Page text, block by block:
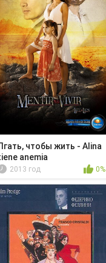
чтобы жить - Alina
anemia
2013 год 0%